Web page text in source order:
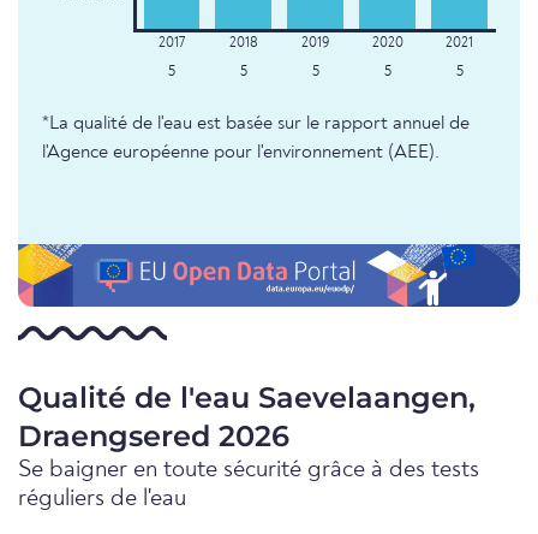
5 5 5 5 5
*La qualité de l'eau est basée sur le rapport annuel de
l'Agence européenne pour l'environnement (AEE).
Qualité de l'eau Saevelaangen,
Draengsered 2026
Se baigner en toute sécurité grâce à des tests
réguliers de l'eau